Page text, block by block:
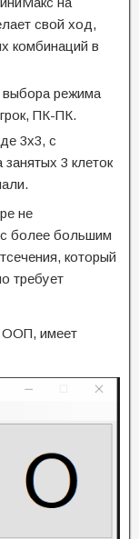
свой ход,
комбинаций в
выбора режима
ПК-ПК.
3х3, с
3 клеток
не
более большим
который
требует
ООП, имеет